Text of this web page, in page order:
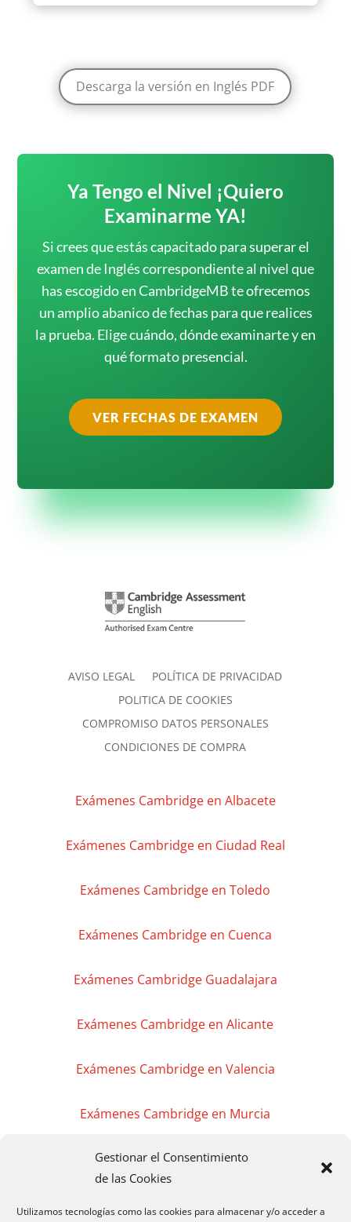
Gestionar el Consentimiento
de las Cookies
Utilizamos tecnologías como las cookies para almacenar y/o acceder a
Descarga la versión en Inglés PDF
Ya Tengo el Nivel ¡Quiero
Examinarme YA!
Si crees que estás capacitado para superar el
examen de Inglés correspondiente al nivel que
has escogido en CambridgeMB te ofrecemos
un amplio abanico de fechas para que realices
la prueba. Elige cuándo, dónde examinarte y en
qué formato presencial.
VER FECHAS DE EXAMEN
AVISO LEGAL
POLÍTICA DE PRIVACIDAD
POLITICA DE COOKIES
COMPROMISO DATOS PERSONALES
CONDICIONES DE COMPRA
Exámenes Cambridge en Albacete
Exámenes Cambridge en Ciudad Real
Exámenes Cambridge en Toledo
Exámenes Cambridge en Cuenca
Exámenes Cambridge Guadalajara
Exámenes Cambridge en Alicante
Exámenes Cambridge en Valencia
Exámenes Cambridge en Murcia
Exámenes Cambridge en Madrid